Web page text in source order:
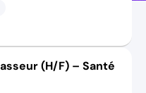
(H/F) – Santé